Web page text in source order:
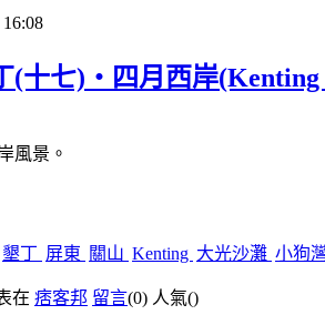
16:08
(十七)‧四月西岸
風景。
墾丁 屏東 關山 Kenting 大光沙灘 小狗
在 痞客邦 留言(0) 人氣()